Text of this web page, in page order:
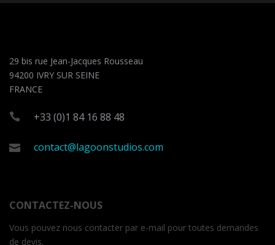
29 bis rue Jean-Jacques Rousseau
94200 IVRY SUR SEINE
FRANCE
+33 (0)1 84 16 88 48
contact@lagoonstudios.com
CONTACTEZ-NOUS
Vous pouvez nous contacter par e-mail pour toutes demandes
de devis.